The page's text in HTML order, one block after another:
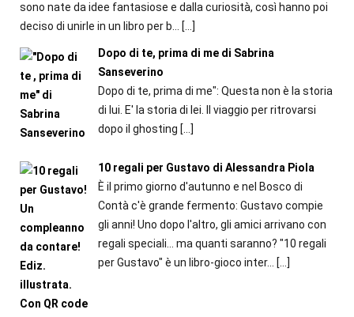
sono nate da idee fantasiose e dalla curiosità, così hanno poi
deciso di unirle in un libro per b... […]
Dopo di te, prima di me di Sabrina
Sanseverino
Dopo di te, prima di me": Questa non è la storia
di lui. E' la storia di lei. Il viaggio per ritrovarsi
dopo il ghosting […]
10 regali per Gustavo di Alessandra Piola
È il primo giorno d'autunno e nel Bosco di
Contà c'è grande fermento: Gustavo compie
gli anni! Uno dopo l'altro, gli amici arrivano con
regali speciali... ma quanti saranno? "10 regali
per Gustavo" è un libro-gioco inter...
[…]